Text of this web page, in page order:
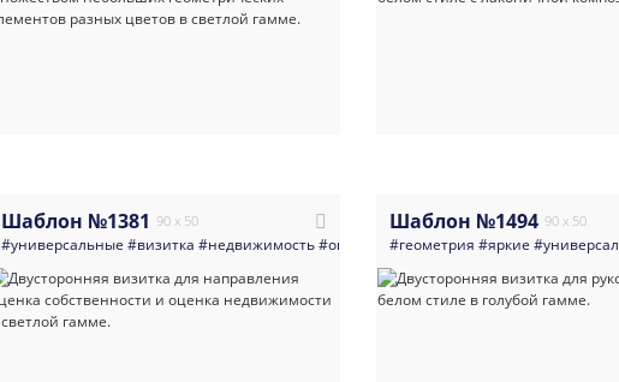
Шаблон №1381 90 x 50
#универсальные #визитка #недвижимость#оценка_недвижимости
Шаблон №1494 90 x 50
#геометрия #яркие